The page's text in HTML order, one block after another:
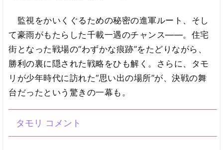
監視をかいくぐるための秘密の進軍ルート、そし
て豪雨がもたらした千載一遇のチャンス——。住宅
街となった戦場の“わずかな痕跡”をたどりながら、
勝利の裏に隠された戦略をひも解く。さらに、タモ
リが少年時代に訪れた“思い出の場所”が、決戦の舞
台だったという驚きの一幕も。
タモリ コメント